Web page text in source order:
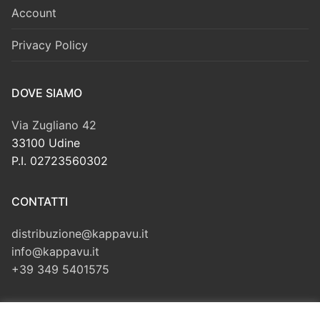
Account
Privacy Policy
DOVE SIAMO
Via Zugliano 42
33100 Udine
P.I. 02723560302
CONTATTI
distribuzione@kappavu.it
info@kappavu.it
+39 349 5401575